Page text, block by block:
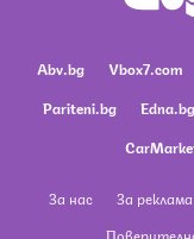
Abv.bg Vbox7.com
Pariteni.bg
Edna.bg
За нас За реклама